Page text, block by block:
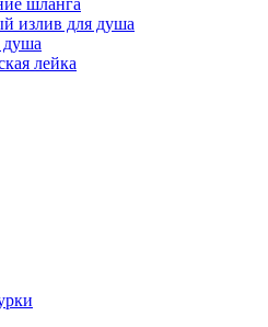
шланга
излив для душа
лейка